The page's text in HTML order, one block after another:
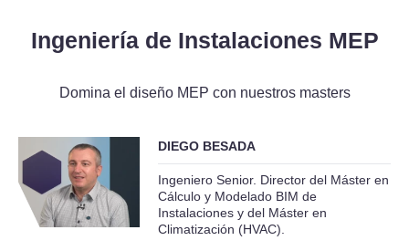
Ingeniería de Instalaciones MEP
Domina el diseño MEP con nuestros masters
DIEGO BESADA
Ingeniero Senior. Director del Máster en
Cálculo y Modelado BIM de
Instalaciones y del Máster en
Climatización (HVAC).